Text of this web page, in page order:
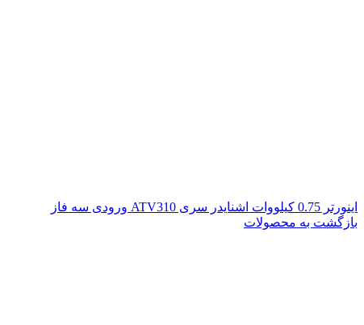
اینورتر 0.75 کیلووات اشنایدر سری ATV310 ورودی سه فاز
بازگشت به محصولات